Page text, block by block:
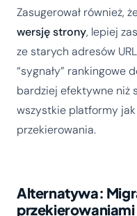
Zasugerował również,
wersję strony, lepiej
ze starych adresów
“sygnały” rankingowe
bardziej efektywne niż
wszystkie platformy
przekierowania.
Alternatywa:
przekierowaniami